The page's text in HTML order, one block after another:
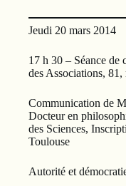
Jeudi 20 mars 2014
17 h 30 – Séance de
des Associations,
Communication de
Docteur en
des Sciences,
Toulouse
Autorité et